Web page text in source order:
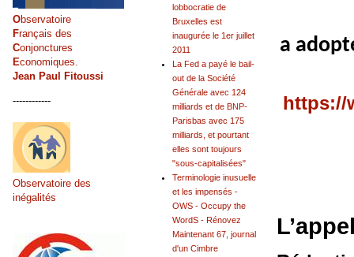
a
https://
lobbocratie de
Bruxelles est
inaugurée le 1er juillet
2011
La Fed a payé le bail-
out de la Société
Générale avec 124
milliards et de BNP-
Parisbas avec 175
milliards, et pourtant
elles sont toujours
"sous-capitalisées"
Terminologie inusuelle
et les impensés -
OWS - Occupy the
WordS - Rénovez
Maintenant 67, journal
d'un Cimbre
Observatoire
Français des
Conjonctures
Economiques.
Jean Paul Fitoussi
------------
Observatoire des
inégalités